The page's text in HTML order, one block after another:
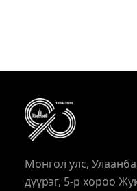
Монгол улс,
дүүрэг, 5-р хороо